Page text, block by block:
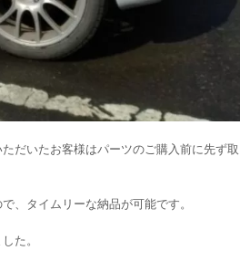
だいたお客様はパーツのご購入前に先ず取
、タイムリーな納品が可能です。
た。